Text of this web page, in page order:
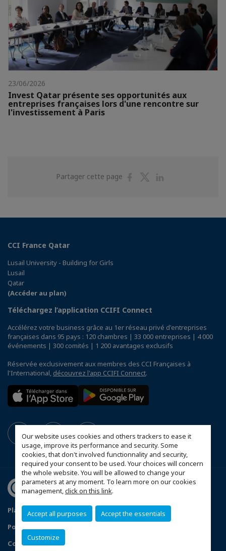
Our website uses cookies and others trackers to ease it
usage, improve its performance and security. Some
cookies, that don't involved functionnality and security,
required your consent to be used. Your choices will concern
the whole website. You will be allowed to change your
parameters at any moment. To learn more on our cookies
management,click on this link.
Accept all purposes Accept the essentials
Customize
23/06/2026
Invest Qatar présente ses opportunités aux
entreprises françaises lors d'une rencontre sur
l'investissement à Paris
Partager cette page
PartagerPartager
CCI France Qatar
Lusail University - Building for Girls
Lusail
Qatar
(Accéder au plan)
Téléchargez l’application CCIFI Connect
Accélérez votre business grâce au 1er réseau privé d'entreprises
françaises dans 95 pays : 120 chambres | 33 000 entreprises | 4 000
événements | 300 comités | 1 200 avantages exclusifs
Réservée exclusivement aux membres des CCI Françaises à
l'International, découvrez l'app CCIFI Connect.
Plan du site
Mentions légales
Politique de confidentialité
Configurer vos préférences cookies